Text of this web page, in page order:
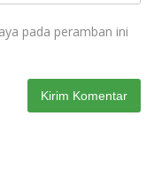
pada peramban ini